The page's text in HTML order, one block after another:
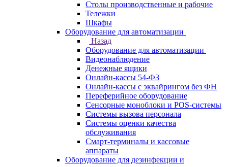
Столы производственные и рабочие
Тележки
Шкафы
Оборудование для автоматизации
Назад
Оборудование для автоматизации
Видеонаблюдение
Денежные ящики
Онлайн-кассы 54-ФЗ
Онлайн-кассы с эквайрингом без ФН
Переферийное оборудование
Сенсорные моноблоки и POS-системы
Системы вызова персонала
Системы оценки качества
обслуживания
Смарт-терминалы и кассовые
аппараты
Оборудование для дезинфекции и